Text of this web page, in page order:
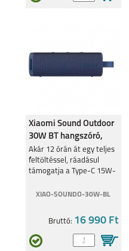
IPHONE 15 IPHONE 14 PRO MAX
IPHONE 14 PLUS IPHONE 14 PRO
Xiaomi Sound Outdoor
30W BT hangszóró,
Kék QBH4265
Akár 12 órán át egy teljes
feltöltéssel, ráadásul
támogatja a Type-C 15W-
XIAO-SOUNDO-30W-BL
Bruttó: 16 990 Ft